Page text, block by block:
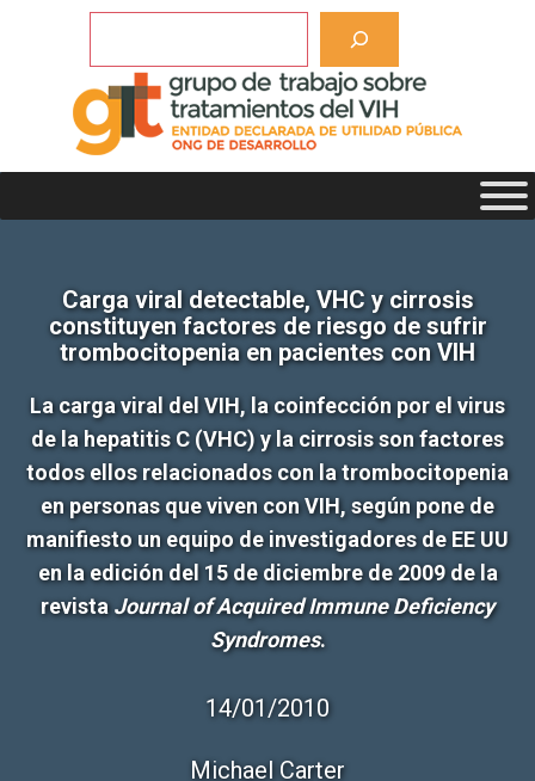
Carga viral detectable, VHC y cirrosis
constituyen factores de riesgo de sufrir
trombocitopenia en pacientes con VIH
La carga viral del VIH, la coinfección por el virus
de la hepatitis C (VHC) y la cirrosis son factores
todos ellos relacionados con la trombocitopenia
en personas que viven con VIH, según pone de
manifiesto un equipo de investigadores de EE UU
en la edición del 15 de diciembre de 2009 de la
revistaJournal of Acquired Immune Deficiency
Syndromes.
14/01/2010
Michael Carter